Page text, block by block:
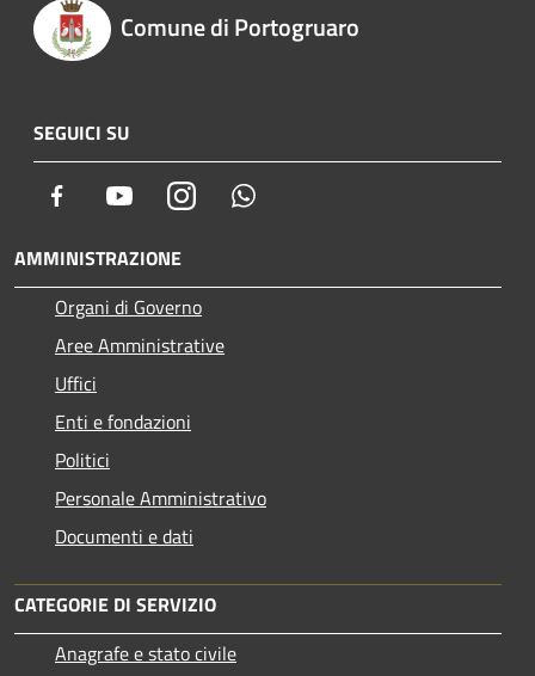
Comune di Portogruaro
SEGUICI SU
Facebook YoutubeInstagram
AMMINISTRAZIONE
Organi di Governo
Aree Amministrative
Uffici
Enti e fondazioni
Politici
Personale Amministrativo
Documenti e dati
CATEGORIE DI SERVIZIO
Anagrafe e stato civile